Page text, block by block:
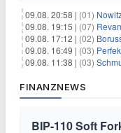
09.08. 20:58 | (01)
09.08. 19:15 | (07)
09.08. 17:12 | (02)
09.08. 16:49 | (03)
09.08. 11:38 | (03)
FINANZNEWS
BIP-110 Soft